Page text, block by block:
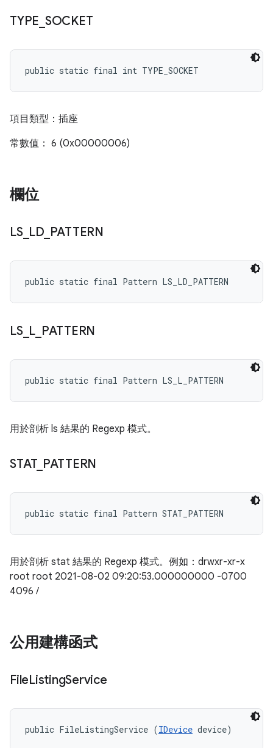
TYPE SOCKET
public static final int TYPE_SOCKET
項目類型：插座
常數值： 6 (0x00000006)
欄位
LS_ LD_ PATTERN
public static final Pattern LS_LD_PATTERN
LS_ L PATTERN
public static final Pattern LS_L_PATTERN
用於剖析 ls 結果的 Regexp 模式。
STAT_ PATTERN
public static final Pattern STAT_PATTERN
用於剖析 stat 結果的 Regexp 模式。例如：drwxr-xr-x
root root 2021-08-02 09:20:53.000000000 -0700
4096 /
公用建構函式
FileListingService
public FileListingService (IDevice device)